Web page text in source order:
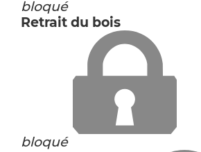
bloqué
Retrait du bois
bloqué